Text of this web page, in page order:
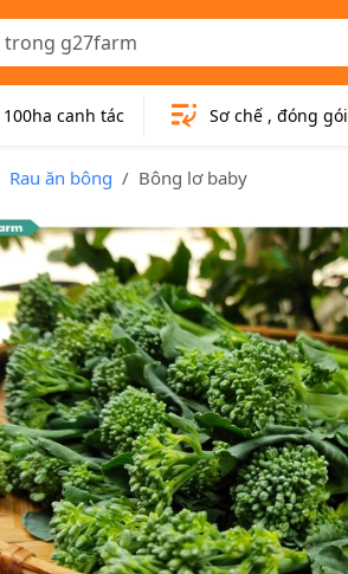
canh tác Sơ chế , đóng gói
Rau ăn bông Bông lơ baby